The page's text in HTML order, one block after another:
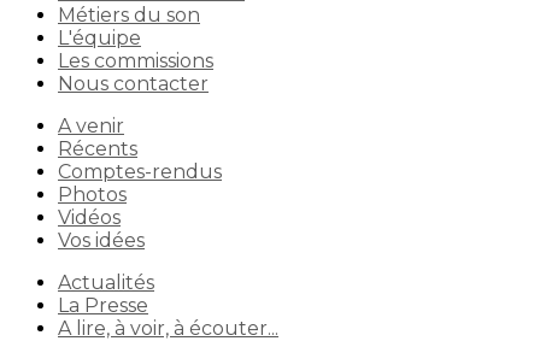
Métiers du son
L'équipe
Les commissions
Nous contacter
A venir
Récents
Comptes-rendus
Photos
Vidéos
Vos idées
Actualités
La Presse
A lire, à voir, à écouter...